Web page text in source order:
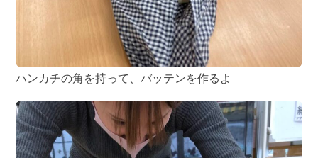
ハンカチの角を持って、バッテンを作るよ